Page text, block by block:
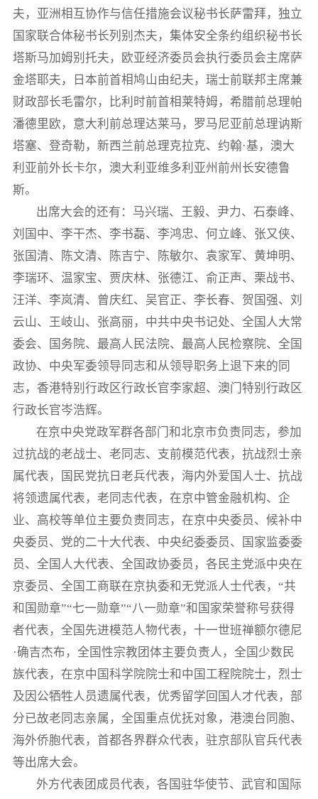
夫，亚洲相互协作与信任措施会议秘书长萨雷拜，独立
国家联合体秘书长列别杰夫，集体安全条约组织秘书长
塔斯马加姆别托夫，欧亚经济委员会执行委员会主席萨
金塔耶夫，日本前首相鸠山由纪夫，瑞士前联邦主席兼
财政部长毛雷尔，比利时前首相莱特姆，希腊前总理帕
潘德里欧，意大利前总理达莱马，罗马尼亚前总理讷斯
塔塞、登奇勒，新西兰前总理克拉克、约翰·基，澳大
利亚前外长卡尔，澳大利亚维多利亚州前州长安德鲁
斯。
出席大会的还有：马兴瑞、王毅、尹力、石泰峰、
刘国中、李干杰、李书磊、李鸿忠、何立峰、张又侠、
张国清、陈文清、陈吉宁、陈敏尔、袁家军、黄坤明、
李瑞环、温家宝、贾庆林、张德江、俞正声、栗战书、
汪洋、李岚清、曾庆红、吴官正、李长春、贺国强、刘
云山、王岐山、张高丽，中共中央书记处、全国人大常
委会、国务院、最高人民法院、最高人民检察院、全国
政协、中央军委领导同志和从领导职务上退下来的同
志，香港特别行政区行政长官李家超、澳门特别行政区
行政长官岑浩辉。
在京中央党政军群各部门和北京市负责同志，参加
过抗战的老战士、老同志、支前模范代表，抗战烈士亲
属代表，国民党抗日老兵代表，海内外爱国人士、抗战
将领遗属代表，老同志代表，在京中管金融机构、企
业、高校等单位主要负责同志，在京中央委员、候补中
央委员、党的二十大代表、中央纪委委员、国家监委委
员、全国人大代表、全国政协委员，各民主党派中央在
京委员、全国工商联在京执委和无党派人士代表，“共
和国勋章”“七一勋章”“八一勋章”和国家荣誉称号获得
者代表，全国先进模范人物代表，十一世班禅额尔德尼
·确吉杰布，全国性宗教团体主要负责人，全国少数民
族代表，在京中国科学院院士和中国工程院院士，烈士
及因公牺牲人员遗属代表，优秀留学回国人才代表，部
分已故老同志亲属，全国重点优抚对象，港澳台同胞、
海外侨胞代表，首都各界群众代表，驻京部队官兵代表
等出席大会。
外方代表团成员代表，各国驻华使节、武官和国际